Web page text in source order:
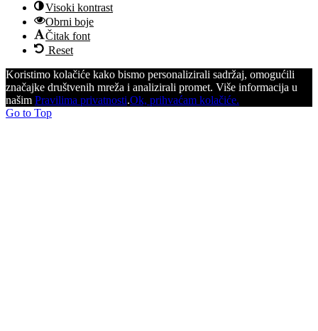
Visoki kontrast
Obrni boje
Čitak font
Reset
Koristimo kolačiće kako bismo personalizirali sadržaj, omogućili
značajke društvenih mreža i analizirali promet. Više informacija u
našim Pravilima privatnosti.Ok, prihvaćam kolačiće.
Go to Top